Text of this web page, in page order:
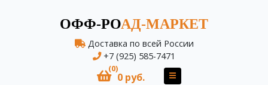
ОФФ-РОАД-МАРКЕТ
Доставка по всей России
+7 (925) 585-7471
(0)
0 руб.